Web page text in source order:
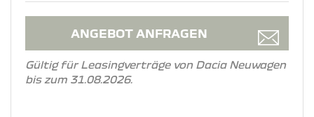
ANGEBOT ANFRAGEN
Gültig für Leasingverträge von Dacia Neuwagen
bis zum 31.08.2026.